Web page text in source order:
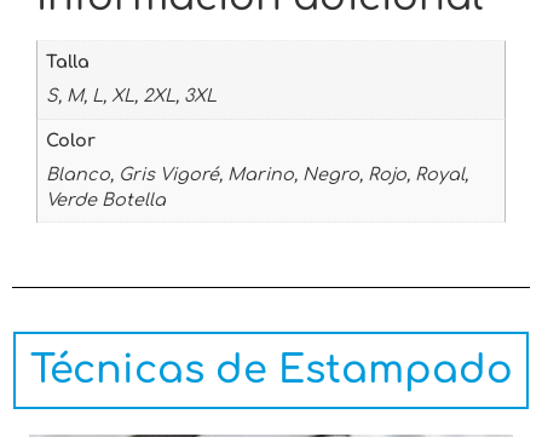
Talla
S, M, L, XL, 2XL, 3XL
Color
Blanco, Gris Vigoré, Marino, Negro, Rojo, Royal,
Verde Botella
Técnicas de Estampado